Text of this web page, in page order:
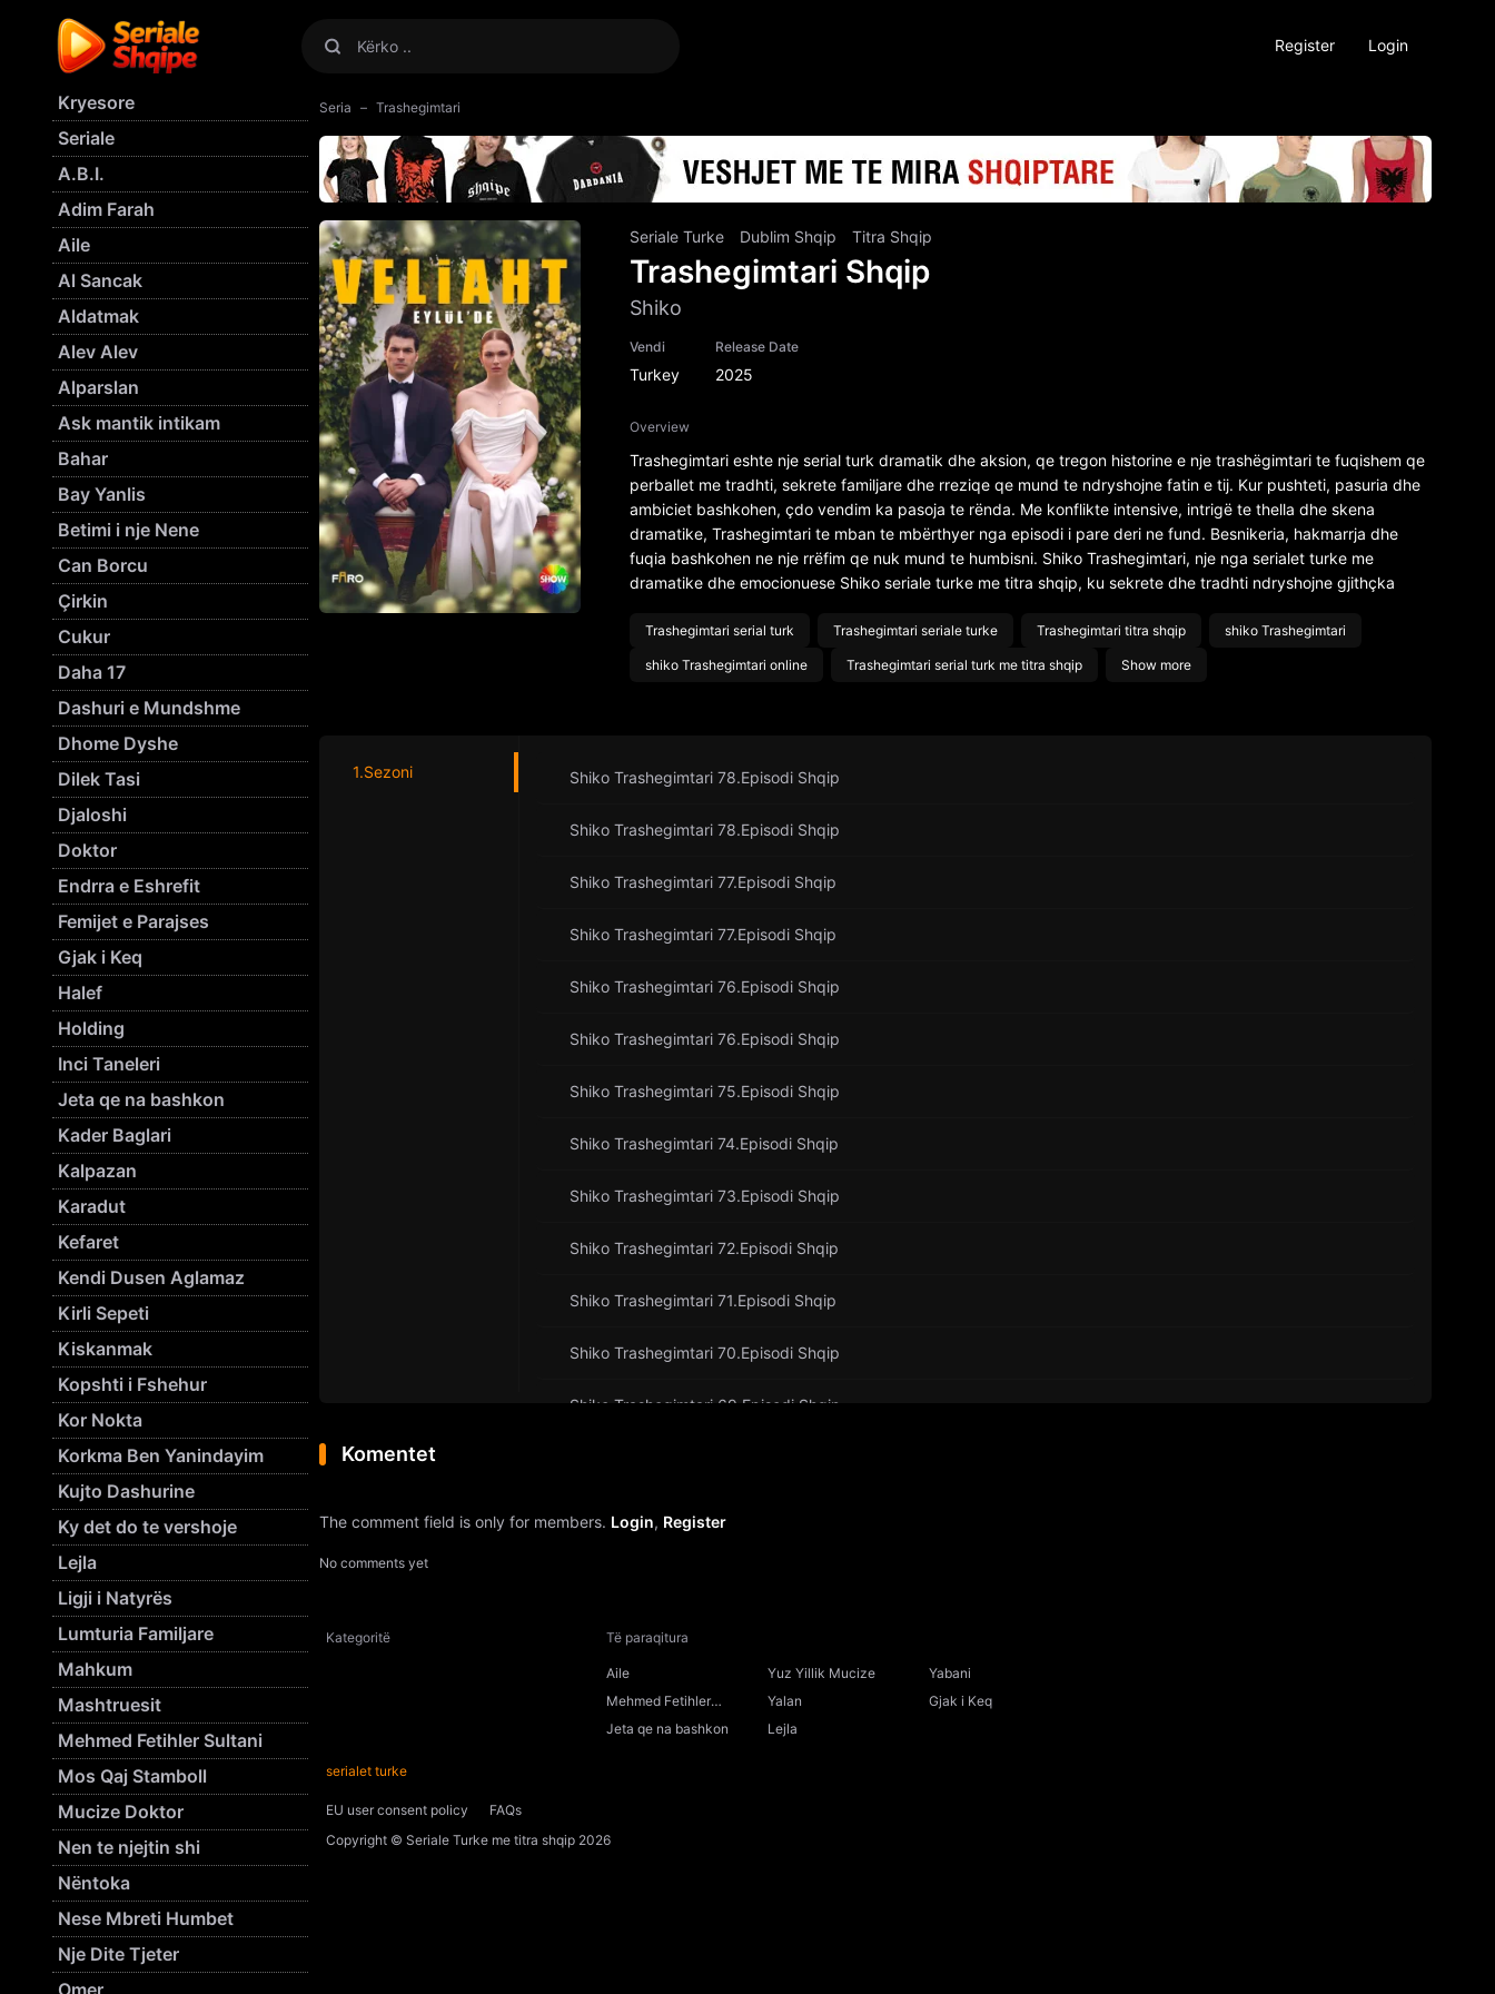
Register Login
Kryesore
Seriale
A.B.I.
Adim Farah
Aile
Al Sancak
Aldatmak
Alev Alev
Alparslan
Ask mantik intikam
Bahar
Bay Yanlis
Betimi i nje Nene
Can Borcu
Çirkin
Cukur
Daha 17
Dashuri e Mundshme
Dhome Dyshe
Dilek Tasi
Djaloshi
Doktor
Endrra e Eshrefit
Femijet e Parajses
Gjak i Keq
Halef
Holding
Inci Taneleri
Jeta qe na bashkon
Kader Baglari
Kalpazan
Karadut
Kefaret
Kendi Dusen Aglamaz
Kirli Sepeti
Kiskanmak
Kopshti i Fshehur
Kor Nokta
Korkma Ben Yanindayim
Kujto Dashurine
Ky det do te vershoje
Lejla
Ligji i Natyrës
Lumturia Familjare
Mahkum
Mashtruesit
Mehmed Fetihler Sultani
Mos Qaj Stamboll
Mucize Doktor
Nen te njejtin shi
Nëntoka
Nese Mbreti Humbet
Nje Dite Tjeter
Omer
Seria Trashegimtari
Seriale Turke Dublim Shqip Titra Shqip
Trashegimtari Shqip
Shiko
Vendi
Turkey
Release Date
2025
Overview
Trashegimtari eshte nje serial turk dramatik dhe aksion, qe tregon historine e nje trashëgimtari te fuqishem qe
perballet me tradhti, sekrete familjare dhe rreziqe qe mund te ndryshojne fatin e tij. Kur pushteti, pasuria dhe
ambiciet bashkohen, çdo vendim ka pasoja te rënda. Me konflikte intensive, intrigë te thella dhe skena
dramatike, Trashegimtari te mban te mbërthyer nga episodi i pare deri ne fund. Besnikeria, hakmarrja dhe
fuqia bashkohen ne nje rrëfim qe nuk mund te humbisni. Shiko Trashegimtari, nje nga serialet turke me
dramatike dhe emocionuese Shiko seriale turke me titra shqip, ku sekrete dhe tradhti ndryshojne gjithçka
Trashegimtari serial turk Trashegimtari seriale turke Trashegimtari titra shqip shiko Trashegimtari
shiko Trashegimtari online Trashegimtari serial turk me titra shqip Show more
1.Sezoni Shiko Trashegimtari 78.Episodi Shqip
Shiko Trashegimtari 78.Episodi Shqip
Shiko Trashegimtari 77.Episodi Shqip
Shiko Trashegimtari 77.Episodi Shqip
Shiko Trashegimtari 76.Episodi Shqip
Shiko Trashegimtari 76.Episodi Shqip
Shiko Trashegimtari 75.Episodi Shqip
Shiko Trashegimtari 74.Episodi Shqip
Shiko Trashegimtari 73.Episodi Shqip
Shiko Trashegimtari 72.Episodi Shqip
Shiko Trashegimtari 71.Episodi Shqip
Shiko Trashegimtari 70.Episodi Shqip
Shiko Trashegimtari 69.Episodi Shqip
Shiko Trashegimtari 64.Episodi Shqip
Komentet
The comment field is only for members. Login, Register
No comments yet
Kategoritë Të paraqitura
Aile Yuz Yillik Mucize
Yabani
Mehmed Fetihler
Sultani
Yalan
Gjak i Keq
Jeta qe na bashkon
Lejla
serialet turke
EU user consent policy
FAQs
Copyright © Seriale Turke me titra shqip 2026